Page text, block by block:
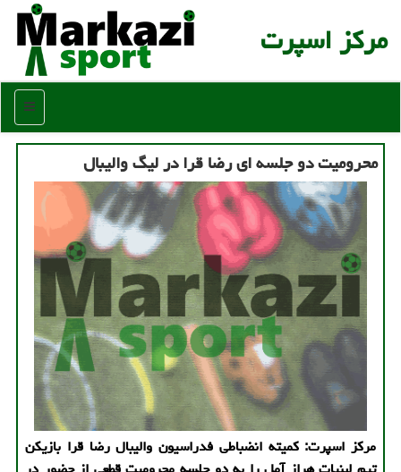
مركز اسپرت
منو
محرومیت دو جلسه ای رضا قرا در لیگ والیبال
مرکز اسپرت: کمیته انضباطی فدراسیون والیبال رضا قرا بازیکن